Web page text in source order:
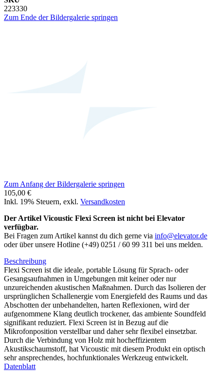
223330
Zum Ende der Bildergalerie springen
Zum Anfang der Bildergalerie springen
105,00 €
Inkl. 19% Steuern, exkl. Versandkosten
Der Artikel Vicoustic Flexi Screen ist nicht bei Elevator
verfügbar.
Bei Fragen zum Artikel kannst du dich gerne via info@elevator.de
oder über unsere Hotline (+49) 0251 / 60 99 311 bei uns melden.
Beschreibung
Flexi Screen ist die ideale, portable Lösung für Sprach- oder
Gesangsaufnahmen in Umgebungen mit keiner oder nur
unzureichenden akustischen Maßnahmen. Durch das Isolieren der
ursprünglichen Schallenergie vom Energiefeld des Raums und das
Abschotten der unbehandelten, harten Reflexionen, wird der
aufgenommene Klang deutlich trockener, das ambiente Soundfeld
signifikant reduziert. Flexi Screen ist in Bezug auf die
Mikrofonposition verstellbar und daher sehr flexibel einsetzbar.
Durch die Verbindung von Holz mit hocheffizientem
Akustikschaumstoff, hat Vicoustic mit diesem Produkt ein optisch
sehr ansprechendes, hochfunktionales Werkzeug entwickelt.
Datenblatt